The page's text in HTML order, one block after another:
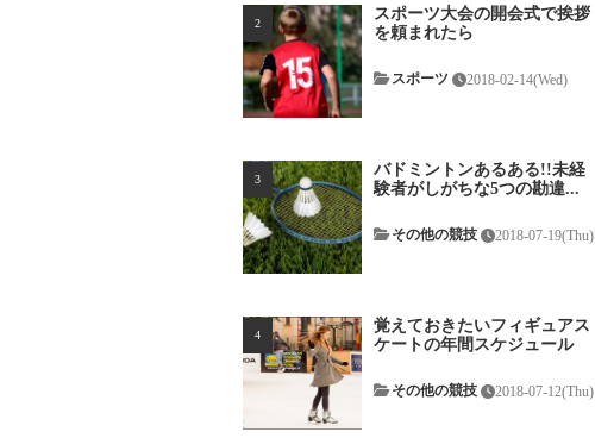
スポーツ大会の開会式で挨拶
を頼まれたら
2018-02-14(Wed)
スポーツ
バドミントンあるある!!未経
験者がしがちな5つの勘違...
2018-07-19(Thu)
その他の競技
覚えておきたいフィギュアス
ケートの年間スケジュール
2018-07-12(Thu)
その他の競技